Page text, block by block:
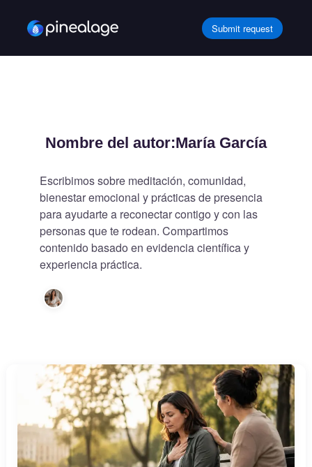
Submit request
Nombre del autor:María García
Escribimos sobre meditación, comunidad,
bienestar emocional y prácticas de presencia
para ayudarte a reconectar contigo y con las
personas que te rodean. Compartimos
contenido basado en evidencia científica y
experiencia práctica.